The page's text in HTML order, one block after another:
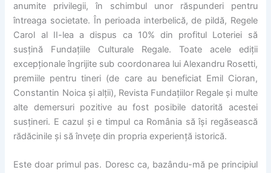
anumite privilegii, în schimbul unor răspunderi pentru
întreaga societate. În perioada interbelică, de pildă, Regele
Carol al II-lea a dispus ca 10% din profitul Loteriei să
susțină Fundațiile Culturale Regale. Toate acele ediții
excepționale îngrijite sub coordonarea lui Alexandru Rosetti,
premiile pentru tineri (de care au beneficiat Emil Cioran,
Constantin Noica și alții), Revista Fundațiilor Regale și multe
alte demersuri pozitive au fost posibile datorită acestei
susțineri. E cazul și e timpul ca România să își regăsească
rădăcinile și să învețe din propria experiență istorică.
Este doar primul pas. Doresc ca, bazându-mă pe principiul